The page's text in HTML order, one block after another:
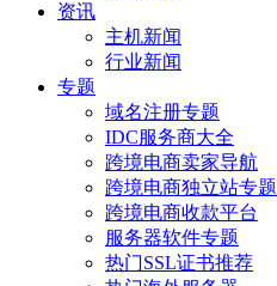
资讯
主机新闻
行业新闻
专题
域名注册专题
IDC服务商大全
跨境电商卖家导航
跨境电商独立站专题
跨境电商收款平台
服务器软件专题
热门SSL证书推荐